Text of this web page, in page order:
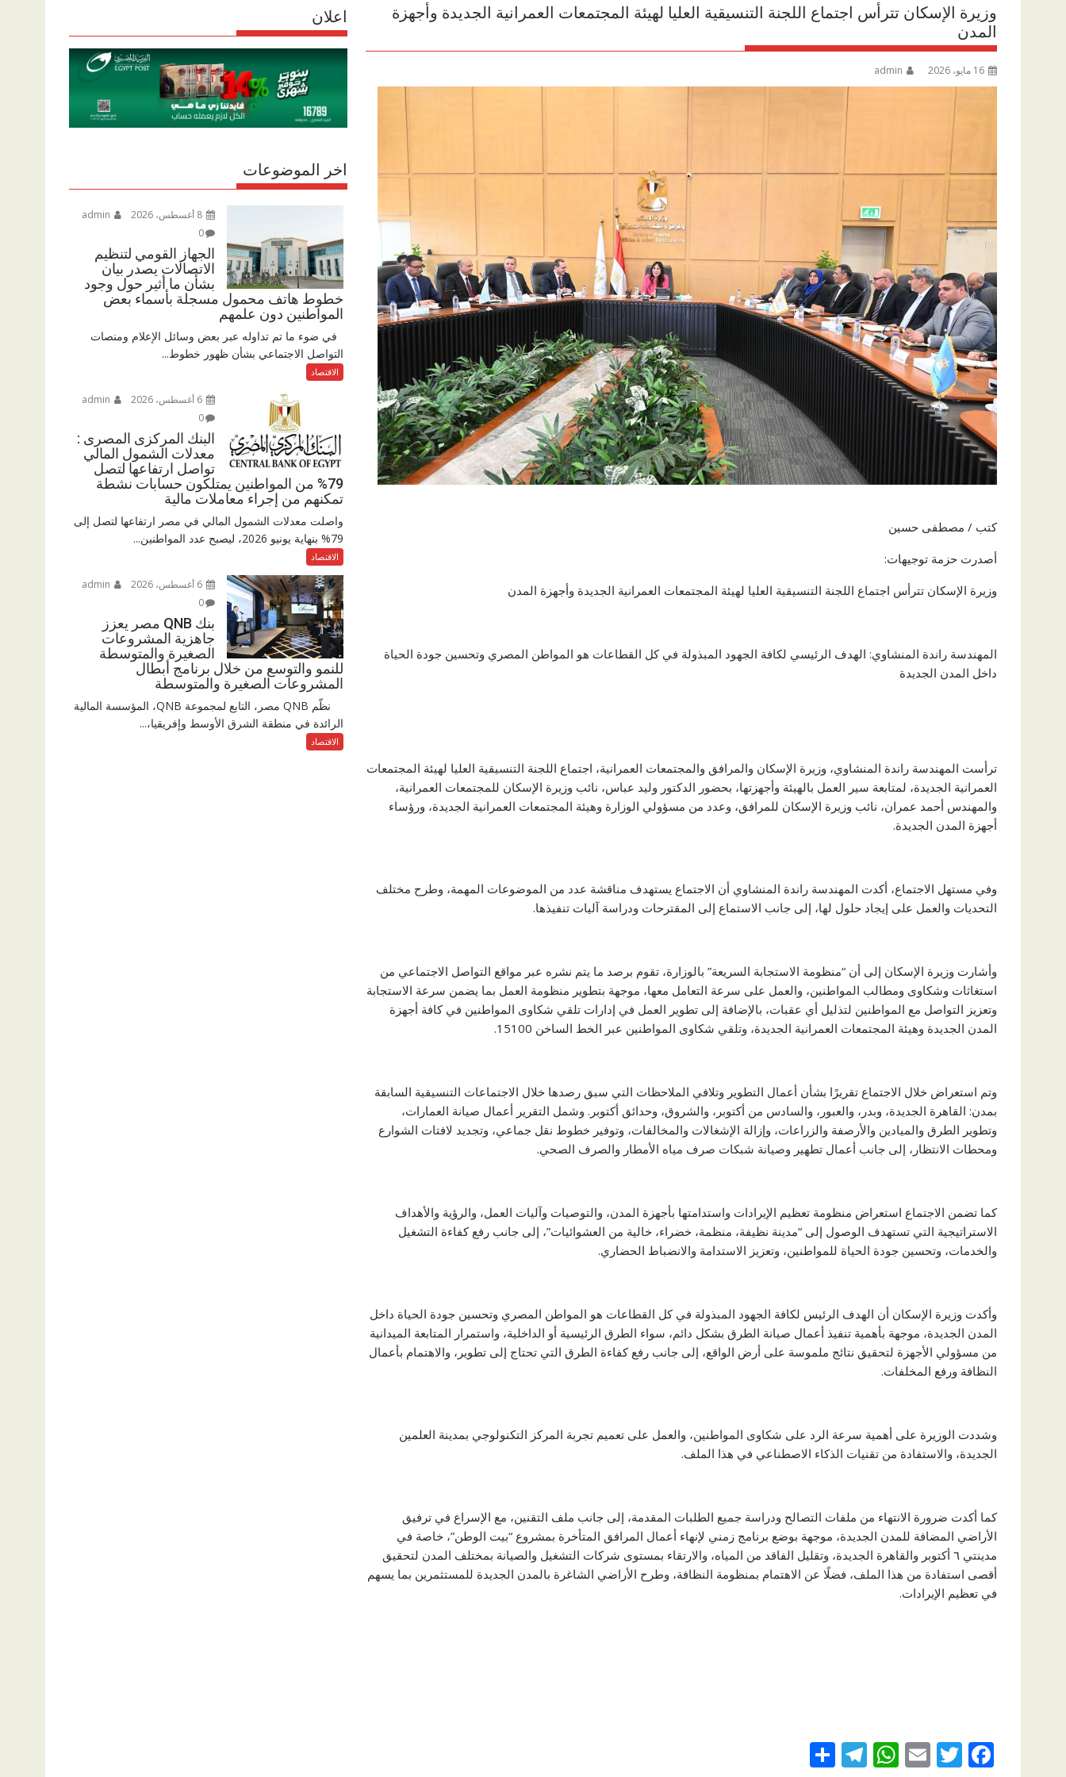
وزيرة الإسكان تترأس اجتماع اللجنة التنسيقية العليا لهيئة المجتمعات العمرانية الجديدة وأجهزة
المدن
16 مايو، 2026 admin
كتب / مصطفى حسين
أصدرت حزمة توجيهات:
وزيرة الإسكان تترأس اجتماع اللجنة التنسيقية العليا لهيئة المجتمعات العمرانية الجديدة وأجهزة المدن
المهندسة راندة المنشاوي: الهدف الرئيسي لكافة الجهود المبذولة في كل القطاعات هو المواطن المصري وتحسين جودة الحياة
داخل المدن الجديدة
ترأست المهندسة راندة المنشاوي، وزيرة الإسكان والمرافق والمجتمعات العمرانية، اجتماع اللجنة التنسيقية العليا لهيئة المجتمعات
العمرانية الجديدة، لمتابعة سير العمل بالهيئة وأجهزتها، بحضور الدكتور وليد عباس، نائب وزيرة الإسكان للمجتمعات العمرانية،
والمهندس أحمد عمران، نائب وزيرة الإسكان للمرافق، وعدد من مسؤولي الوزارة وهيئة المجتمعات العمرانية الجديدة، ورؤساء
أجهزة المدن الجديدة.
وفي مستهل الاجتماع، أكدت المهندسة راندة المنشاوي أن الاجتماع يستهدف مناقشة عدد من الموضوعات المهمة، وطرح مختلف
التحديات والعمل على إيجاد حلول لها، إلى جانب الاستماع إلى المقترحات ودراسة آليات تنفيذها.
وأشارت وزيرة الإسكان إلى أن “منظومة الاستجابة السريعة” بالوزارة، تقوم برصد ما يتم نشره عبر مواقع التواصل الاجتماعي من
استغاثات وشكاوى ومطالب المواطنين، والعمل على سرعة التعامل معها، موجهة بتطوير منظومة العمل بما يضمن سرعة الاستجابة
وتعزيز التواصل مع المواطنين لتذليل أي عقبات، بالإضافة إلى تطوير العمل في إدارات تلقي شكاوى المواطنين في كافة أجهزة
المدن الجديدة وهيئة المجتمعات العمرانية الجديدة، وتلقي شكاوى المواطنين عبر الخط الساخن 15100.
وتم استعراض خلال الاجتماع تقريرًا بشأن أعمال التطوير وتلافي الملاحظات التي سبق رصدها خلال الاجتماعات التنسيقية السابقة
بمدن: القاهرة الجديدة، وبدر، والعبور، والسادس من أكتوبر، والشروق، وحدائق أكتوبر. وشمل التقرير أعمال صيانة العمارات،
وتطوير الطرق والميادين والأرصفة والزراعات، وإزالة الإشغالات والمخالفات، وتوفير خطوط نقل جماعي، وتجديد لافتات الشوارع
ومحطات الانتظار، إلى جانب أعمال تطهير وصيانة شبكات صرف مياه الأمطار والصرف الصحي.
كما تضمن الاجتماع استعراض منظومة تعظيم الإيرادات واستدامتها بأجهزة المدن، والتوصيات وآليات العمل، والرؤية والأهداف
الاستراتيجية التي تستهدف الوصول إلى “مدينة نظيفة، منظمة، خضراء، خالية من العشوائيات”، إلى جانب رفع كفاءة التشغيل
والخدمات، وتحسين جودة الحياة للمواطنين، وتعزيز الاستدامة والانضباط الحضاري.
وأكدت وزيرة الإسكان أن الهدف الرئيس لكافة الجهود المبذولة في كل القطاعات هو المواطن المصري وتحسين جودة الحياة داخل
المدن الجديدة، موجهة بأهمية تنفيذ أعمال صيانة الطرق بشكل دائم، سواء الطرق الرئيسية أو الداخلية، واستمرار المتابعة الميدانية
من مسؤولي الأجهزة لتحقيق نتائج ملموسة على أرض الواقع، إلى جانب رفع كفاءة الطرق التي تحتاج إلى تطوير، والاهتمام بأعمال
النظافة ورفع المخلفات.
وشددت الوزيرة على أهمية سرعة الرد على شكاوى المواطنين، والعمل على تعميم تجربة المركز التكنولوجي بمدينة العلمين
الجديدة، والاستفادة من تقنيات الذكاء الاصطناعي في هذا الملف.
كما أكدت ضرورة الانتهاء من ملفات التصالح ودراسة جميع الطلبات المقدمة، إلى جانب ملف التقنين، مع الإسراع في ترفيق
الأراضي المضافة للمدن الجديدة، موجهة بوضع برنامج زمني لإنهاء أعمال المرافق المتأخرة بمشروع “بيت الوطن”، خاصة في
مدينتي ٦ أكتوبر والقاهرة الجديدة، وتقليل الفاقد من المياه، والارتقاء بمستوى شركات التشغيل والصيانة بمختلف المدن لتحقيق
أقصى استفادة من هذا الملف، فضلًا عن الاهتمام بمنظومة النظافة، وطرح الأراضي الشاغرة بالمدن الجديدة للمستثمرين بما يسهم
في تعظيم الإيرادات.
F
T
E
W
T
اعلان
اخر الموضوعات
0
الجهاز القومي لتنظيم
الاتصالات يصدر بيان
بشأن ما أثير حول وجود
خطوط هاتف محمول مسجلة بأسماء بعض
المواطنين دون علمهم
في ضوء ما تم تداوله عبر بعض وسائل الإعلام ومنصات
التواصل الاجتماعي بشأن ظهور خطوط...
الاقتصاد
0
البنك المركزى المصرى :
معدلات الشمول المالي
تواصل ارتفاعها لتصل
79% من المواطنين يمتلكون حسابات نشطة
تمكنهم من إجراء معاملات مالية
واصلت معدلات الشمول المالي في مصر ارتفاعها لتصل إلى
79% بنهاية يونيو 2026، ليصبح عدد المواطنين...
الاقتصاد
0
بنك QNB مصر يعزز
جاهزية المشروعات
الصغيرة والمتوسطة
للنمو والتوسع من خلال برنامج أبطال
المشروعات الصغيرة والمتوسطة
نظّم QNB مصر، التابع لمجموعة QNB، المؤسسة المالية
الرائدة في منطقة الشرق الأوسط وإفريقيا،...
الاقتصاد